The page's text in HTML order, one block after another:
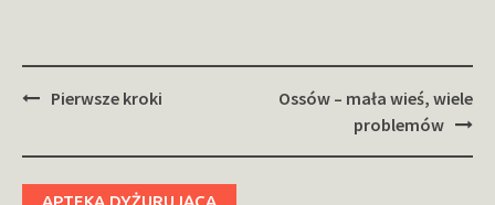
Zobacz
Pierwsze kroki
Ossów – mała wieś, wiele
problemów